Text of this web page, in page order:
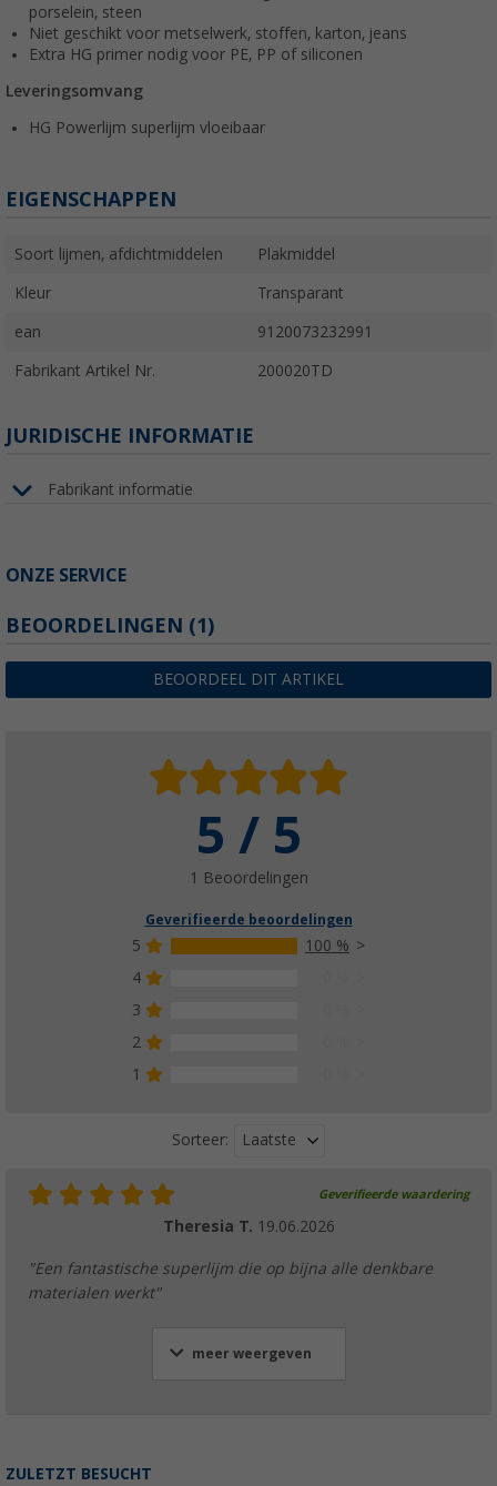
porselein, steen
Niet geschikt voor metselwerk, stoffen, karton, jeans
Extra HG primer nodig voor PE, PP of siliconen
Leveringsomvang
HG Powerlijm superlijm vloeibaar
EIGENSCHAPPEN
Soort lijmen, afdichtmiddelen Plakmiddel
Kleur Transparant
ean 9120073232991
Fabrikant Artikel Nr. 200020TD
JURIDISCHE INFORMATIE
Fabrikant informatie
ONZE SERVICE
BEOORDELINGEN (1)
BEOORDEEL DIT ARTIKEL
5 / 5
1 Beoordelingen
Geverifieerde beoordelingen
5
100 %
4
3
2
1
Sorteer: Laatste
Geverifieerde waardering
Theresia T. 19.06.2026
"Een fantastische superlijm die op bijna alle denkbare
materialen werkt"
meer weergeven
ZULETZT BESUCHT